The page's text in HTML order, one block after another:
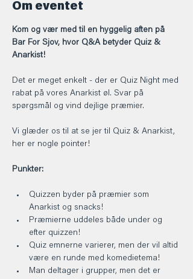
Om eventet
Kom og vær med til en hyggelig aften på
Bar For Sjov, hvor Q&A betyder Quiz &
Anarkist!
Det er meget enkelt - der er Quiz Night med
rabat på vores Anarkist øl. Svar på
spørgsmål og vind dejlige præmier.
Vi glæder os til at se jer til Quiz & Anarkist,
her er nogle pointer!
Punkter:
Quizzen byder på præmier som
Anarkist og snacks!
Præmierne uddeles både under og
efter quizzen!
Quiz emnerne varierer, men der vil altid
være en runde med komedietema!
Man deltager i grupper, men det er